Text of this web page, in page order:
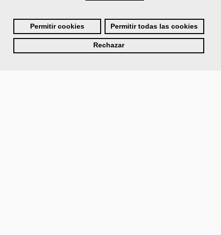
Permitir cookies Permitir todas las cookies
Rechazar